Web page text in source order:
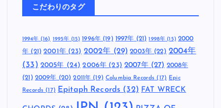
こだわりのタグ
1994年(16) 1995年 (15) 1996年(19) 1997年 (21) 1998年 (15) 2000
年 (21) 2001年(23) 2002年 (29) 2003年 (22) 2004年
(33) 2005年 (24) 2006年 (23) 2007年(27) 2008年
(21) 2009年 (20) 2011年 (19) Columbia Records (17) Epic
Records (17) Epitaph Records (32) FAT WRECK